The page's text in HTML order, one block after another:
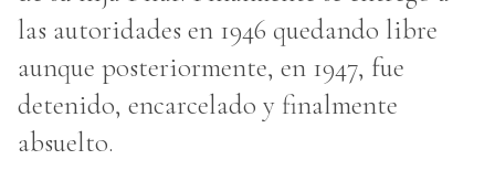
las autoridades en 1946 quedando libre
aunque posteriormente, en 1947, fue
detenido, encarcelado y finalmente
absuelto.